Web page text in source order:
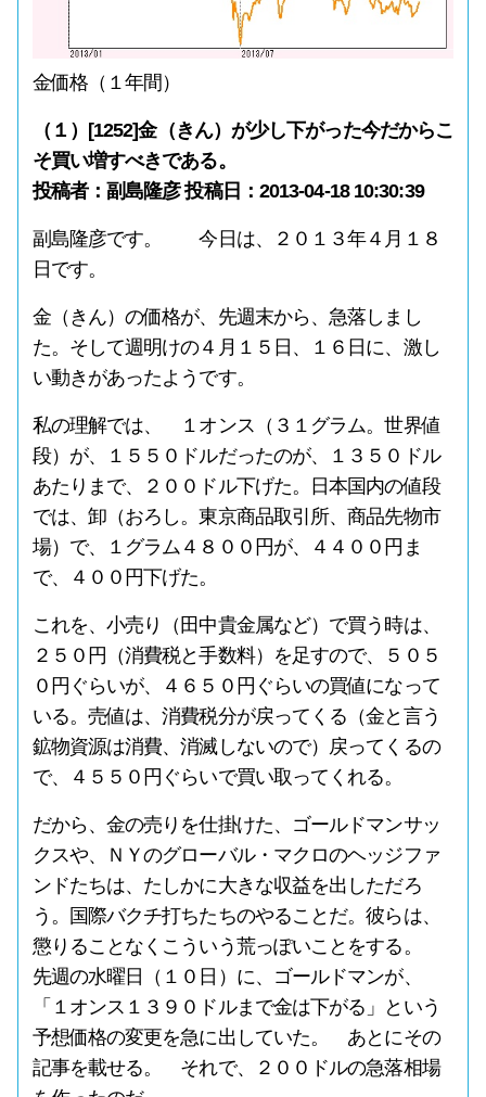
金価格（１年間）
（１）[1252]金（きん）が少し下がった今だからこ
そ買い増すべきである。
投稿者：副島隆彦 投稿日：2013-04-18 10:30:39
副島隆彦です。 今日は、２０１３年４月１８
日です。
金（きん）の価格が、先週末から、急落しまし
た。そして週明けの４月１５日、１６日に、激し
い動きがあったようです。
私の理解では、 １オンス（３１グラム。世界値
段）が、１５５０ドルだったのが、１３５０ドル
あたりまで、２００ドル下げた。日本国内の値段
では、卸（おろし。東京商品取引所、商品先物市
場）で、１グラム４８００円が、４４００円ま
で、４００円下げた。
これを、小売り（田中貴金属など）で買う時は、
２５０円（消費税と手数料）を足すので、５０５
０円ぐらいが、４６５０円ぐらいの買値になって
いる。売値は、消費税分が戻ってくる（金と言う
鉱物資源は消費、消滅しないので）戻ってくるの
で、４５５０円ぐらいで買い取ってくれる。
だから、金の売りを仕掛けた、ゴールドマンサッ
クスや、ＮＹのグローバル・マクロのヘッジファ
ンドたちは、たしかに大きな収益を出しただろ
う。国際バクチ打ちたちのやることだ。彼らは、
懲りることなくこういう荒っぽいことをする。
先週の水曜日（１０日）に、ゴールドマンが、
「１オンス１３９０ドルまで金は下がる」という
予想価格の変更を急に出していた。 あとにその
記事を載せる。 それで、２００ドルの急落相場